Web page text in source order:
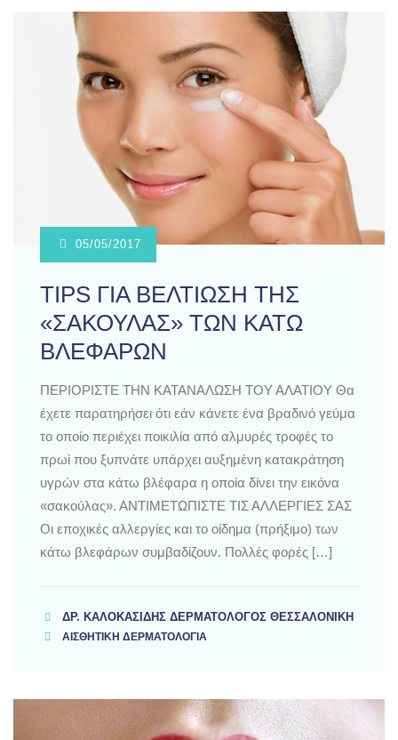
05/05/2017
TIPS ΓΙΑ ΒΕΛΤΙΩΣΗ ΤΗΣ
«ΣΑΚΟΥΛΑΣ» ΤΩΝ ΚΑΤΩ
ΒΛΕΦΑΡΩΝ
ΠΕΡΙΟΡΙΣΤΕ ΤΗΝ ΚΑΤΑΝΑΛΩΣΗ ΤΟΥ ΑΛΑΤΙΟΥ Θα
έχετε παρατηρήσει ότι εάν κάνετε ένα βραδινό γεύμα
το οποίο περιέχει ποικιλία από αλμυρές τροφές το
πρωί που ξυπνάτε υπάρχει αυξημένη κατακράτηση
υγρών στα κάτω βλέφαρα η οποία δίνει την εικόνα
«σακούλας». ΑΝΤΙΜΕΤΩΠΙΣΤΕ ΤΙΣ ΑΛΛΕΡΓΙΕΣ ΣΑΣ
Οι εποχικές αλλεργίες και το οίδημα (πρήξιμο) των
κάτω βλεφάρων συμβαδίζουν. Πολλές φορές […]
ΔΡ. ΚΑΛΟΚΑΣΊΔΗΣ ΔΕΡΜΑΤΟΛΌΓΟΣ ΘΕΣΣΑΛΟΝΊΚΗ
ΑΙΣΘΗΤΙΚΗ ΔΕΡΜΑΤΟΛΟΓΙΑ